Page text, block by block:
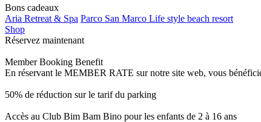
Bons cadeaux
Aria Retreat & Spa Parco San Marco Life style beach resort
Shop
Réservez maintenant
Member Booking Benefit
En réservant le MEMBER RATE sur notre site web, vous
50% de réduction sur le tarif du parking
Accès au Club Bim Bam Bino pour les enfants de 2 à 16 ans